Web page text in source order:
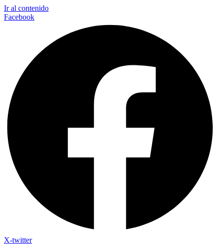
Ir al contenido
Facebook
X-twitter